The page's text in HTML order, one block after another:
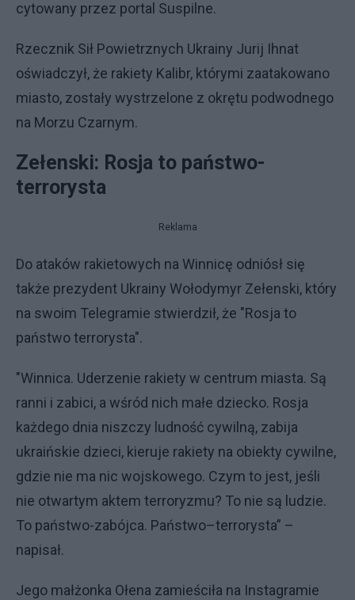
cytowany przez portal Suspilne.
Rzecznik Sił Powietrznych Ukrainy Jurij Ihnat
oświadczył, że rakiety Kalibr, którymi zaatakowano
miasto, zostały wystrzelone z okrętu podwodnego
na Morzu Czarnym.
Zełenski: Rosja to państwo-
terrorysta
Reklama
Do ataków rakietowych na Winnicę odniósł się
także prezydent Ukrainy Wołodymyr Zełenski, który
na swoim Telegramie stwierdził, że "Rosja to
państwo terrorysta".
"Winnica. Uderzenie rakiety w centrum miasta. Są
ranni i zabici, a wśród nich małe dziecko. Rosja
każdego dnia niszczy ludność cywilną, zabija
ukraińskie dzieci, kieruje rakiety na obiekty cywilne,
gdzie nie ma nic wojskowego. Czym to jest, jeśli
nie otwartym aktem terroryzmu? To nie są ludzie.
To państwo-zabójca. Państwo–terrorysta” –
napisał.
Jego małżonka Ołena zamieściła na Instagramie